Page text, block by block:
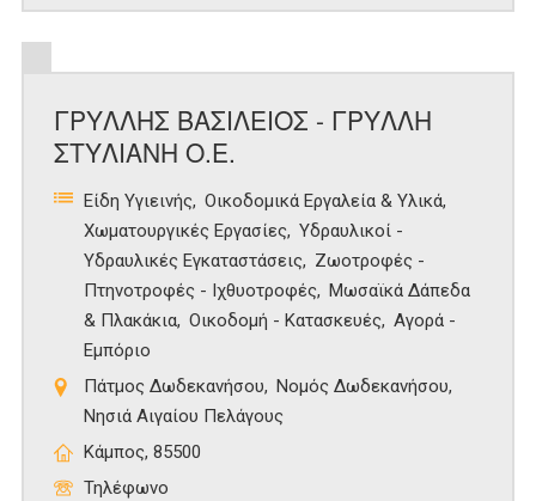
ΓΡΥΛΛΗΣ ΒΑΣΙΛΕΙΟΣ - ΓΡΥΛΛΗ
ΣΤΥΛΙΑΝΗ Ο.Ε.
Είδη Υγιεινής
Οικοδομικά Εργαλεία & Υλικά
Χωματουργικές Εργασίες
Υδραυλικοί -
Υδραυλικές Εγκαταστάσεις
Ζωοτροφές -
Πτηνοτροφές - Ιχθυοτροφές
Μωσαϊκά Δάπεδα
& Πλακάκια Οικοδομή - Κατασκευές
Αγορά -
Εμπόριο
Πάτμος Δωδεκανήσου
Νομός Δωδεκανήσου
Νησιά Αιγαίου Πελάγους
Κάμπος, 85500
Τηλέφωνο